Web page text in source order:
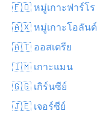
🇫🇴 หมู่เกาะฟาร์โร
🇦🇽 หมู่เกาะโอลันด์
🇦🇹 ออสเตรีย
🇮🇲 เกาะแมน
🇬🇬 เกิร์นซีย์
🇯🇪 เจอร์ซีย์